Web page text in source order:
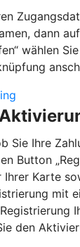
dann
wählen
Sie Ihre
Button
Ihrer Karte
mit
den